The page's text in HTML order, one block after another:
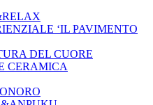
‘IL PAVIMENTO
DEL CUORE
CERAMICA